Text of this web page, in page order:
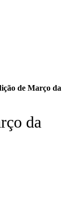
de Março da
da